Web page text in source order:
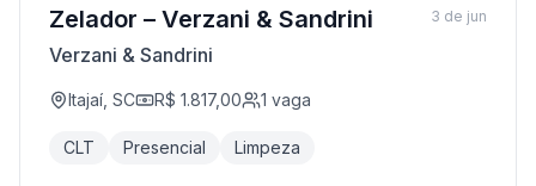
Zelador – Verzani & Sandrini
Verzani & Sandrini
Itajaí, SC R$ 1.817,00 1 vaga
CLT Presencial Limpeza
3 de jun